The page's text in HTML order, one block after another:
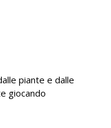
piante e dalle
giocando